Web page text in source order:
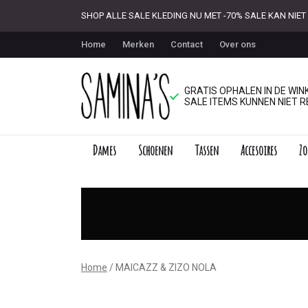
SHOP ALLE SALE KLEDING NU MET -70% SALE KAN
Home Merken Contact Over ons
GRATIS OPHALEN IN DE
SALE ITEMS KUNNEN NIET
Dames Schoenen Tassen Accesoires
Home MAICAZZ & ZIZO NOLA